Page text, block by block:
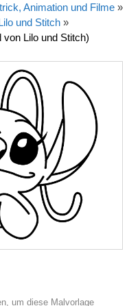
Animation und Filme »
und Stitch »
Lilo und Stitch)
um diese Malvorlage